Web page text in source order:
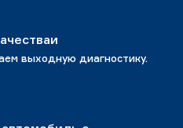
выходную диагностику.